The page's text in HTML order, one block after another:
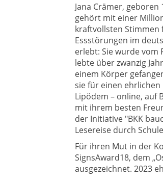
Jana Crämer,
gehört mit einer
kraftvollsten Stimmen
Essstörungen im
erlebt: Sie wurde vom
lebte über zwanzig
einem Körper
sie für einen
Lipödem – online, auf
mit ihrem besten
der Initiative "BKK
Lesereise durch
Für ihren Mut in der
SignsAward18, dem
ausgezeichnet. 2023